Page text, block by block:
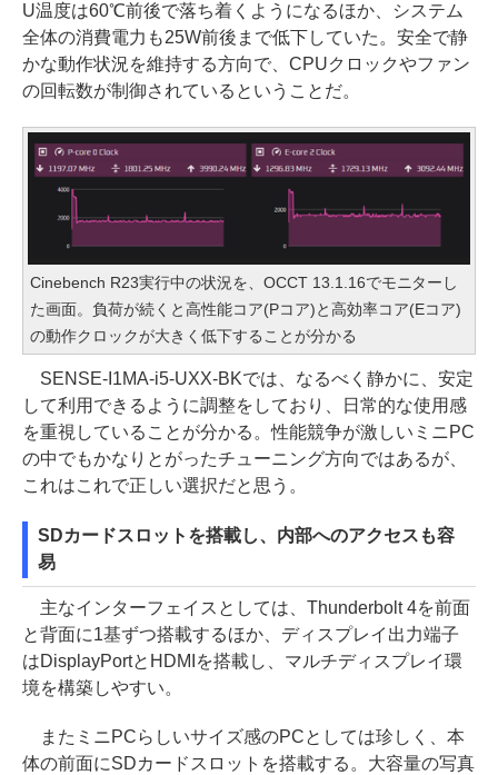
U温度は60℃前後で落ち着くようになるほか、システム
全体の消費電力も25W前後まで低下していた。安全で静
かな動作状況を維持する方向で、CPUクロックやファン
の回転数が制御されているということだ。
Cinebench R23実行中の状況を、OCCT 13.1.16でモニターし
た画面。負荷が続くと高性能コア(Pコア)と高効率コア(Eコア)
の動作クロックが大きく低下することが分かる
SENSE-I1MA-i5-UXX-BKでは、なるべく静かに、安定
して利用できるように調整をしており、日常的な使用感
を重視していることが分かる。性能競争が激しいミニPC
の中でもかなりとがったチューニング方向ではあるが、
これはこれで正しい選択だと思う。
SDカードスロットを搭載し、内部へのアクセスも容
易
主なインターフェイスとしては、Thunderbolt 4を前面
と背面に1基ずつ搭載するほか、ディスプレイ出力端子
はDisplayPortとHDMIを搭載し、マルチディスプレイ環
境を構築しやすい。
またミニPCらしいサイズ感のPCとしては珍しく、本
体の前面にSDカードスロットを搭載する。大容量の写真